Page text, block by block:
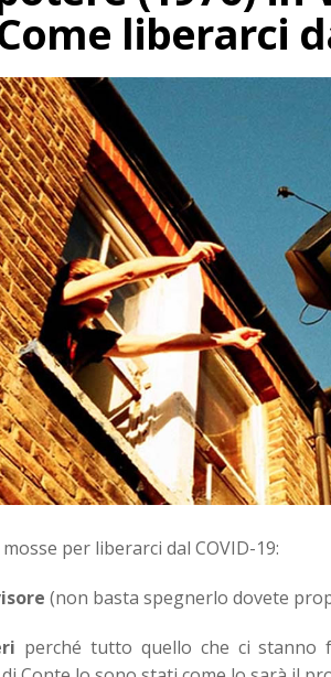
liberarci
per liberarci dal COVID-19:
(non basta spegnerlo dovete
perché tutto quello che ci stanno